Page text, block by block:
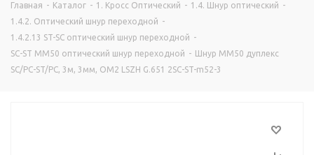
Главная - Каталог - 1. Кросс Оптический - 1.4. Шнур оптический -
1.4.2. Оптический шнур переходной -
1.4.2.13 ST-SC оптический шнур переходной -
SC-ST MM50 оптический шнур переходной - Шнур MM50 дуплекс
SC/PC-ST/PC, 3м, 3мм, ОМ2 LSZH G.651 2SC-ST-m52-3